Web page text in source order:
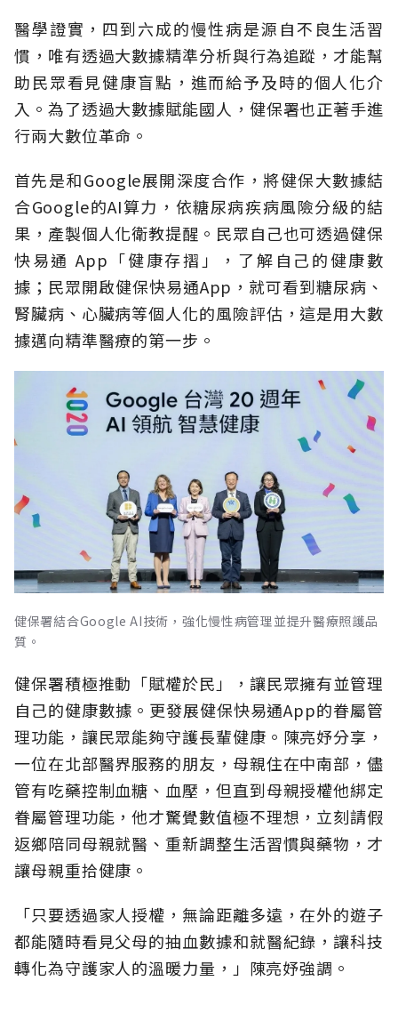
醫學證實，四到六成的慢性病是源自不良生活習
慣，唯有透過大數據精準分析與行為追蹤，才能幫
助民眾看見健康盲點，進而給予及時的個人化介
入。為了透過大數據賦能國人，健保署也正著手進
行兩大數位革命。
首先是和Google展開深度合作，將健保大數據結
合Google的AI算力，依糖尿病疾病風險分級的結
果，產製個人化衛教提醒。民眾自己也可透過健保
快易通 App「健康存摺」，了解自己的健康數
據；民眾開啟健保快易通App，就可看到糖尿病、
腎臟病、心臟病等個人化的風險評估，這是用大數
據邁向精準醫療的第一步。
健保署結合Google AI技術，強化慢性病管理並提升醫療照護品
質。
健保署積極推動「賦權於民」，讓民眾擁有並管理
自己的健康數據。更發展健保快易通App的眷屬管
理功能，讓民眾能夠守護長輩健康。陳亮妤分享，
一位在北部醫界服務的朋友，母親住在中南部，儘
管有吃藥控制血糖、血壓，但直到母親授權他綁定
眷屬管理功能，他才驚覺數值極不理想，立刻請假
返鄉陪同母親就醫、重新調整生活習慣與藥物，才
讓母親重拾健康。
「只要透過家人授權，無論距離多遠，在外的遊子
都能隨時看見父母的抽血數據和就醫紀錄，讓科技
轉化為守護家人的溫暖力量，」陳亮妤強調。